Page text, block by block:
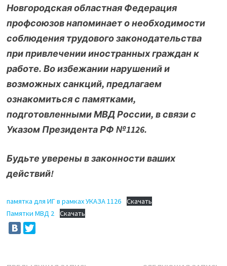
Новгородская областная Федерация
профсоюзов напоминает о необходимости
соблюдения трудового законодательства
при привлечении иностранных граждан к
работе. Во избежании нарушений и
возможных санкций, предлагаем
ознакомиться с памятками,
подготовленными МВД России, в связи с
Указом Президента РФ №1126.
Будьте уверены в законности ваших
действий!
памятка для ИГ в рамках УКАЗА 1126
Скачать
Памятки МВД 2
Скачать